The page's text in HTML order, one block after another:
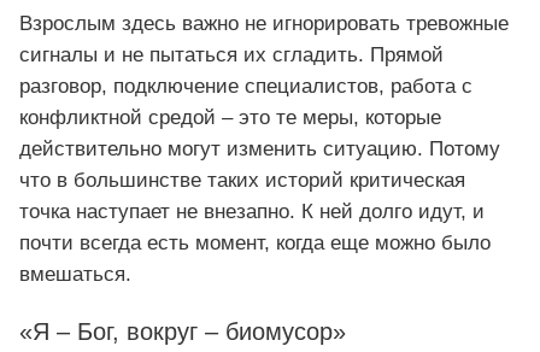
Взрослым здесь важно не игнорировать тревожные
сигналы и не пытаться их сгладить. Прямой
разговор, подключение специалистов, работа с
конфликтной средой – это те меры, которые
действительно могут изменить ситуацию. Потому
что в большинстве таких историй критическая
точка наступает не внезапно. К ней долго идут, и
почти всегда есть момент, когда еще можно было
вмешаться.
«Я – Бог, вокруг – биомусор»